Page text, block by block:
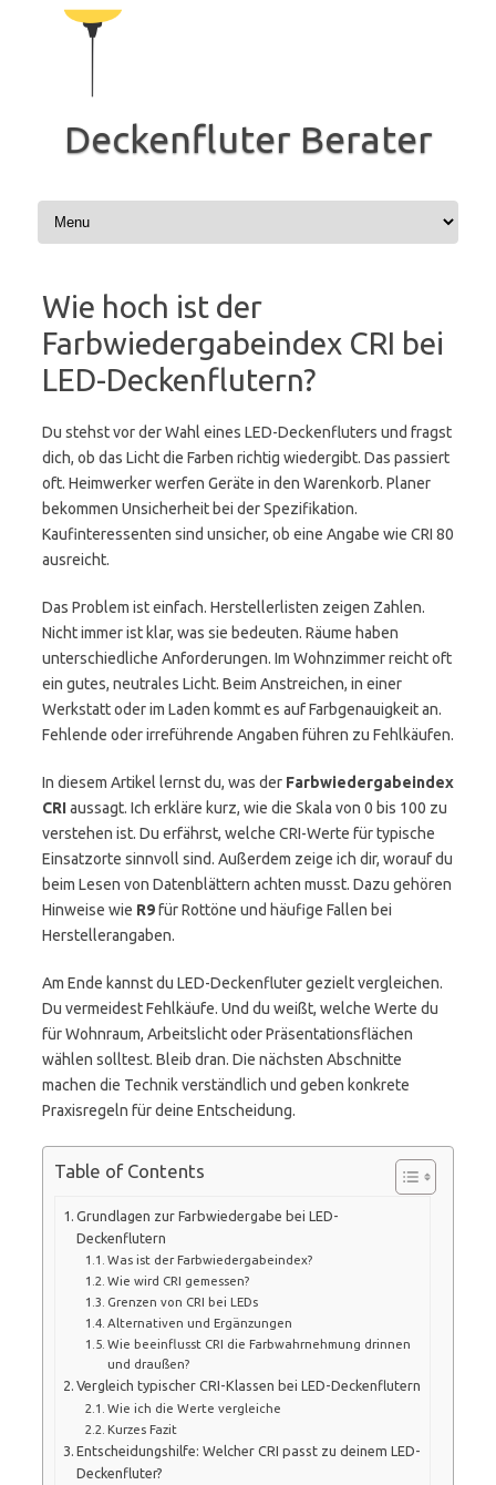
Deckenfluter Berater
Wie hoch ist der
Farbwiedergabeindex CRI bei
LED-Deckenflutern?
Du stehst vor der Wahl eines LED-Deckenfluters und fragst
dich, ob das Licht die Farben richtig wiedergibt. Das passiert
oft. Heimwerker werfen Geräte in den Warenkorb. Planer
bekommen Unsicherheit bei der Spezifikation.
Kaufinteressenten sind unsicher, ob eine Angabe wie CRI 80
ausreicht.
Das Problem ist einfach. Herstellerlisten zeigen Zahlen.
Nicht immer ist klar, was sie bedeuten. Räume haben
unterschiedliche Anforderungen. Im Wohnzimmer reicht oft
ein gutes, neutrales Licht. Beim Anstreichen, in einer
Werkstatt oder im Laden kommt es auf Farbgenauigkeit an.
Fehlende oder irreführende Angaben führen zu Fehlkäufen.
In diesem Artikel lernst du, was der Farbwiedergabeindex
CRIaussagt. Ich erkläre kurz, wie die Skala von 0 bis 100 zu
verstehen ist. Du erfährst, welche CRI-Werte für typische
Einsatzorte sinnvoll sind. Außerdem zeige ich dir, worauf du
beim Lesen von Datenblättern achten musst. Dazu gehören
Hinweise wie R9für Rottöne und häufige Fallen bei
Herstellerangaben.
Am Ende kannst du LED-Deckenfluter gezielt vergleichen.
Du vermeidest Fehlkäufe. Und du weißt, welche Werte du
für Wohnraum, Arbeitslicht oder Präsentationsflächen
wählen solltest. Bleib dran. Die nächsten Abschnitte
machen die Technik verständlich und geben konkrete
Praxisregeln für deine Entscheidung.
Table of Contents
Grundlagen zur Farbwiedergabe bei LED-
Deckenflutern
Was ist der Farbwiedergabeindex?
Wie wird CRI gemessen?
Grenzen von CRI bei LEDs
Alternativen und Ergänzungen
Wie beeinflusst CRI die Farbwahrnehmung drinnen
und draußen?
Vergleich typischer CRI-Klassen bei LED-Deckenflutern
Wie ich die Werte vergleiche
Kurzes Fazit
Entscheidungshilfe: Welcher CRI passt zu deinem LED-
Deckenfluter?